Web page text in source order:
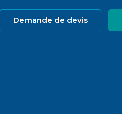
Demande de devis